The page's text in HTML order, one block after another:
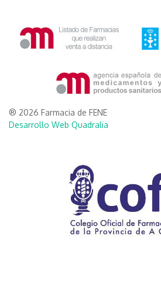
® 2026 Farmacia de FENE
Desarrollo Web Quadralia